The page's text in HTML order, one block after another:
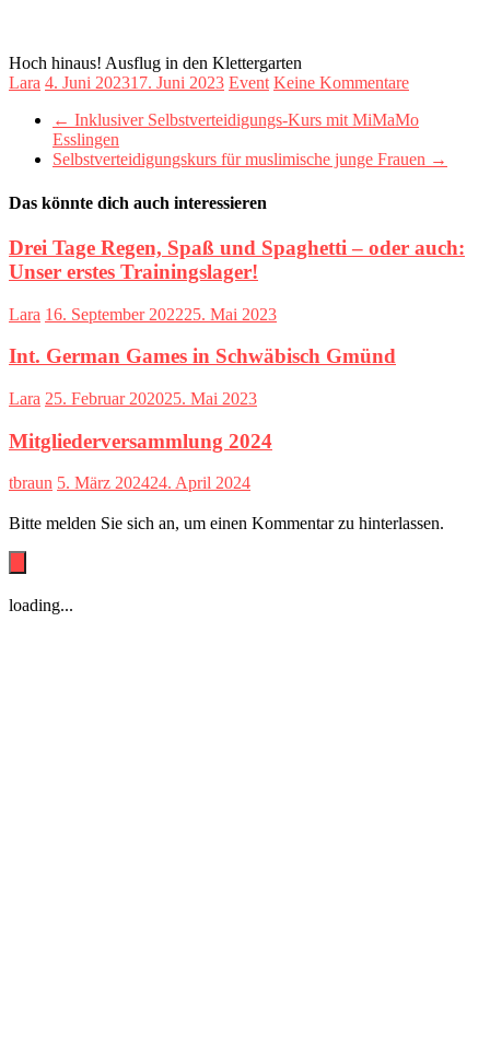
Hoch hinaus! Ausflug in den Klettergarten
Lara 4. Juni 202317. Juni 2023 Event Keine Kommentare
← Inklusiver Selbstverteidigungs-Kurs mit MiMaMo
Esslingen
Selbstverteidigungskurs für muslimische junge Frauen →
Das könnte dich auch interessieren
Drei Tage Regen, Spaß und Spaghetti – oder auch:
Unser erstes Trainingslager!
Lara 16. September 202225. Mai 2023
Int. German Games in Schwäbisch Gmünd
Lara 25. Februar 202025. Mai 2023
Mitgliederversammlung 2024
tbraun 5. März 202424. April 2024
Bitte melden Sie sich an, um einen Kommentar zu hinterlassen.
loading...